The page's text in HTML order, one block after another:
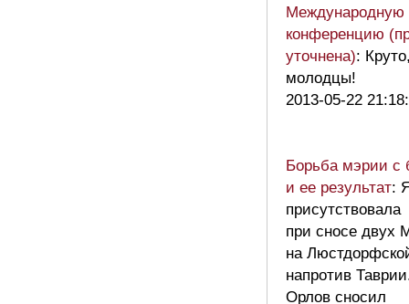
Международную
конференцию
уточнена):
молодцы!
2013-05-22
Борьба мэрии с
и ее результат:
присутствовала
при сносе двух
на
напротив
Орлов сносил